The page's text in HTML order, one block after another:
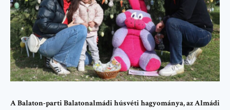
A Balaton-parti Balatonalmádi húsvéti hagyománya, az Almádi